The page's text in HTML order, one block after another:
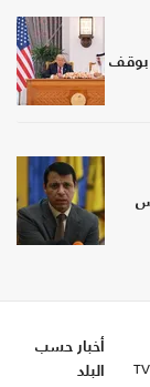
بوقف
أخبار حسب
البلد